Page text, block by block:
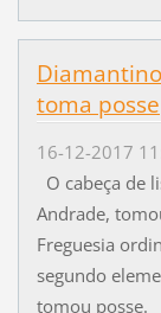
toma posse
16-12-2017
O cabeça de
Andrade,
Freguesia
segundo
tomou posse.